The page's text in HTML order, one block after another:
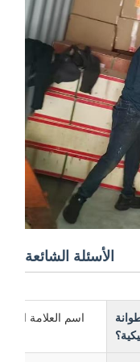
الأسئلة الشائعة
اسم العلامة التجارية